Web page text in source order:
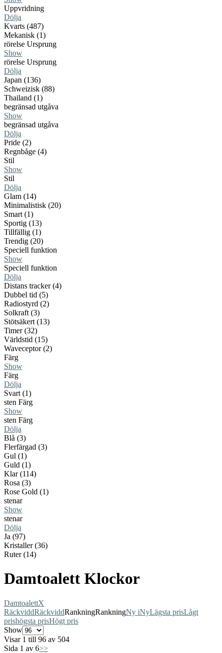
Uppvridning
Dölja
Kvarts (487)
Mekanisk (1)
rörelse Ursprung
Show
rörelse Ursprung
Dölja
Japan (136)
Schweizisk (88)
Thailand (1)
begränsad utgåva
Show
begränsad utgåva
Dölja
Pride (2)
Regnbåge (4)
Stil
Show
Stil
Dölja
Glam (14)
Minimalistisk (20)
Smart (1)
Sportig (13)
Tillfällig (1)
Trendig (20)
Speciell funktion
Show
Speciell funktion
Dölja
Distans tracker (4)
Dubbel tid (5)
Radiostyrd (2)
Solkraft (3)
Stötsäkert (13)
Timer (32)
Världstid (15)
Waveceptor (2)
Färg
Show
Färg
Dölja
Svart (1)
sten Färg
Show
sten Färg
Dölja
Blå (3)
Flerfärgad (3)
Gul (1)
Guld (1)
Klar (114)
Rosa (3)
Rose Gold (1)
stenar
Show
stenar
Dölja
Ja (97)
Kristaller (36)
Ruter (14)
Damtoalett Klockor
DamtoalettX
RäckviddRäckviddRankningRankningNy iNyLägsta prisLågt
prishögsta prisHögt pris
Show
Visar 1 till 96 av 504
Sida 1 av 6>>